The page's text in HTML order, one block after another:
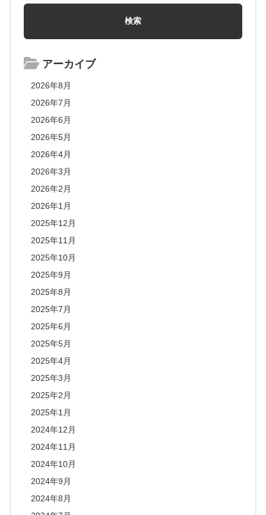
アーカイブ
2026年8月
2026年7月
2026年6月
2026年5月
2026年4月
2026年3月
2026年2月
2026年1月
2025年12月
2025年11月
2025年10月
2025年9月
2025年8月
2025年7月
2025年6月
2025年5月
2025年4月
2025年3月
2025年2月
2025年1月
2024年12月
2024年11月
2024年10月
2024年9月
2024年8月